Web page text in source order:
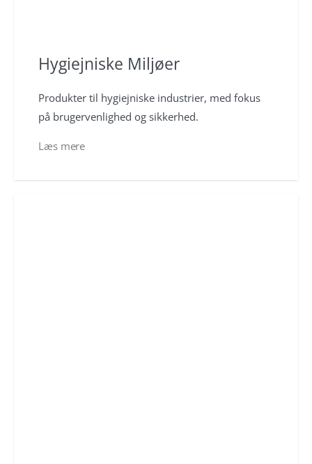
Hygiejniske Miljøer
Produkter til hygiejniske industrier, med fokus
på brugervenlighed og sikkerhed.
Læs mere